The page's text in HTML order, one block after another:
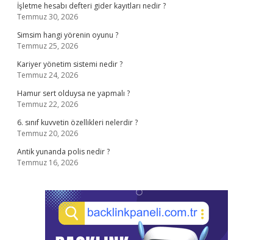
İşletme hesabı defteri gider kayıtları nedir ?
Temmuz 30, 2026
Simsim hangi yörenin oyunu ?
Temmuz 25, 2026
Kariyer yönetim sistemi nedir ?
Temmuz 24, 2026
Hamur sert olduysa ne yapmalı ?
Temmuz 22, 2026
6. sınıf kuvvetin özellikleri nelerdir ?
Temmuz 20, 2026
Antik yunanda polis nedir ?
Temmuz 16, 2026